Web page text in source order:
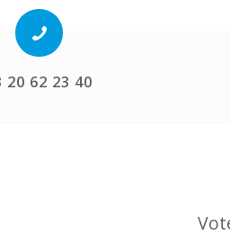
20 62 23 40